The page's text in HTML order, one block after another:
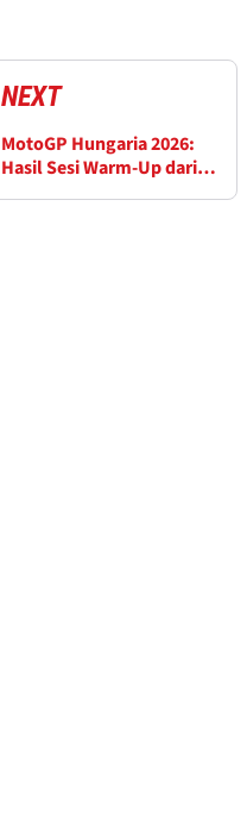
NEXT
MotoGP Hungaria 2026:
Hasil Sesi Warm-Up dari